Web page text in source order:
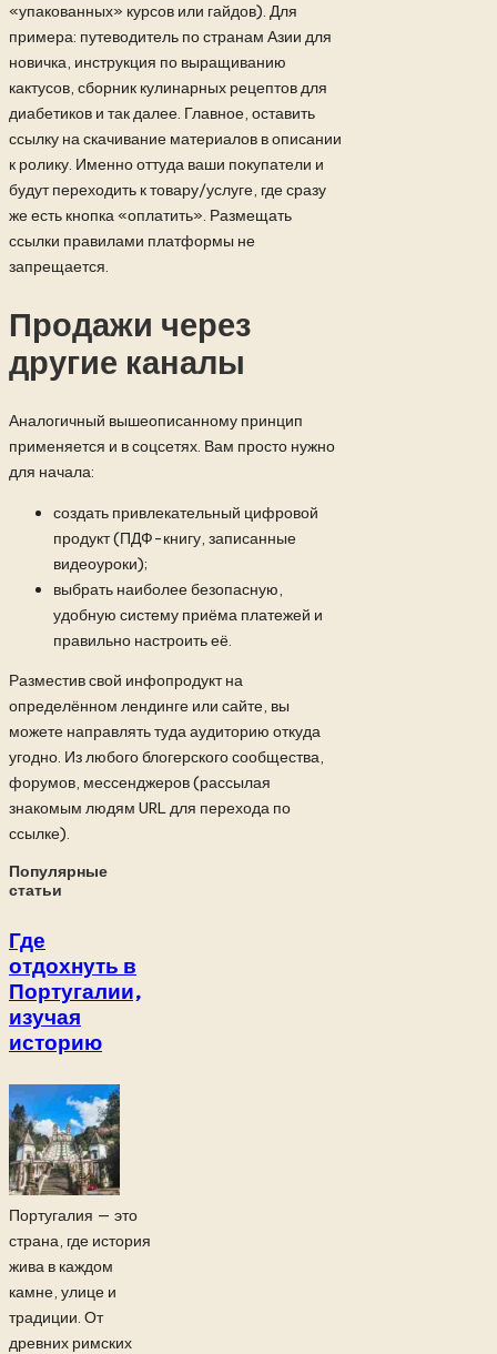
«упакованных» курсов или гайдов). Для
примера: путеводитель по странам Азии для
новичка, инструкция по выращиванию
кактусов, сборник кулинарных рецептов для
диабетиков и так далее. Главное, оставить
ссылку на скачивание материалов в описании
к ролику. Именно оттуда ваши покупатели и
будут переходить к товару/услуге, где сразу
же есть кнопка «оплатить». Размещать
ссылки правилами платформы не
запрещается.
Продажи через
другие каналы
Аналогичный вышеописанному принцип
применяется и в соцсетях. Вам просто нужно
для начала:
создать привлекательный цифровой
продукт (ПДФ-книгу, записанные
видеоуроки);
выбрать наиболее безопасную,
удобную систему приёма платежей и
правильно настроить её.
Разместив свой инфопродукт на
определённом лендинге или сайте, вы
можете направлять туда аудиторию откуда
угодно. Из любого блогерского сообщества,
форумов, мессенджеров (рассылая
знакомым людям URL для перехода по
ссылке).
Популярные
статьи
Где
отдохнуть в
Португалии,
изучая
историю
Португалия — это
страна, где история
жива в каждом
камне, улице и
традиции. От
древних римских